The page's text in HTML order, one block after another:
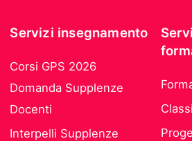
Servizi insegnamento
Corsi GPS 2026
Domanda Supplenze
Docenti
Interpelli Supplenze